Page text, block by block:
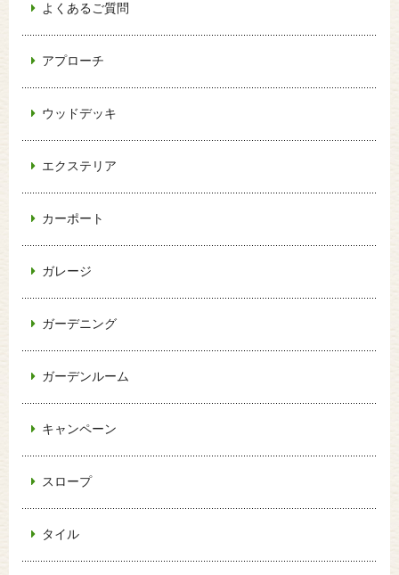
よくあるご質問
アプローチ
ウッドデッキ
エクステリア
カーポート
ガレージ
ガーデニング
ガーデンルーム
キャンペーン
スロープ
タイル